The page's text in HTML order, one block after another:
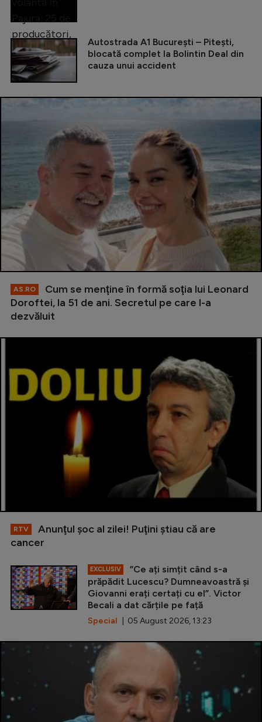
Autostrada A1 București – Pitești,
blocată complet la Bolintin Deal din
cauza unui accident
AS.RO
Cum se menţine în formă soţia lui Leonard
Doroftei, la 51 de ani. Secretul pe care l-a
dezvăluit
RTV
Anunţul şoc al zilei! Puţini ştiau că are
cancer
EXCLUSIV
”Ce ați simțit când s-a
prăpădit Lucescu? Dumneavoastră și
Giovanni erați certați cu el”. Victor
Becali a dat cărțile pe față
Special | 05 August 2026, 13:23